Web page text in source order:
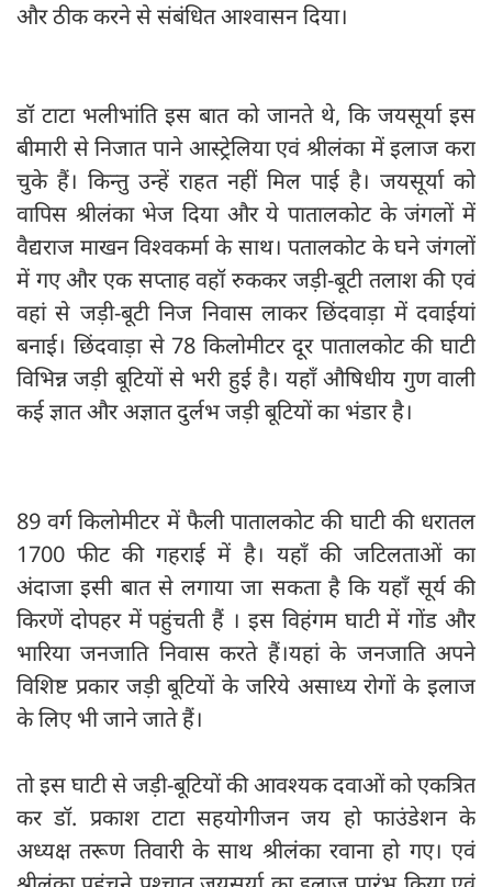
और ठीक करने से संबंधित आश्वासन दिया।
डॉ टाटा भलीभांति इस बात को जानते थे, कि जयसूर्या इस
बीमारी से निजात पाने आस्ट्रेलिया एवं श्रीलंका में इलाज करा
चुके हैं। किन्तु उन्हें राहत नहीं मिल पाई है। जयसूर्या को
वापिस श्रीलंका भेज दिया और ये पातालकोट के जंगलों में
वैद्यराज माखन विश्वकर्मा के साथ। पतालकोट के घने जंगलों
में गए और एक सप्ताह वहॉ रुककर जड़ी-बूटी तलाश की एवं
वहां से जड़ी-बूटी निज निवास लाकर छिंदवाड़ा में दवाईयां
बनाई। छिंदवाड़ा से 78 किलोमीटर दूर पातालकोट की घाटी
विभिन्न जड़ी बूटियों से भरी हुई है। यहाँ औषिधीय गुण वाली
कई ज्ञात और अज्ञात दुर्लभ जड़ी बूटियों का भंडार है।
89 वर्ग किलोमीटर में फैली पातालकोट की घाटी की धरातल
1700 फीट की गहराई में है। यहाँ की जटिलताओं का
अंदाजा इसी बात से लगाया जा सकता है कि यहाँ सूर्य की
किरणें दोपहर में पहुंचती हैं । इस विहंगम घाटी में गोंड और
भारिया जनजाति निवास करते हैं।यहां के जनजाति अपने
विशिष्ट प्रकार जड़ी बूटियों के जरिये असाध्य रोगों के इलाज
के लिए भी जाने जाते हैं।
तो इस घाटी से जड़ी-बूटियों की आवश्यक दवाओं को एकत्रित
कर डॉ. प्रकाश टाटा सहयोगीजन जय हो फाउंडेशन के
अध्यक्ष तरूण तिवारी के साथ श्रीलंका रवाना हो गए। एवं